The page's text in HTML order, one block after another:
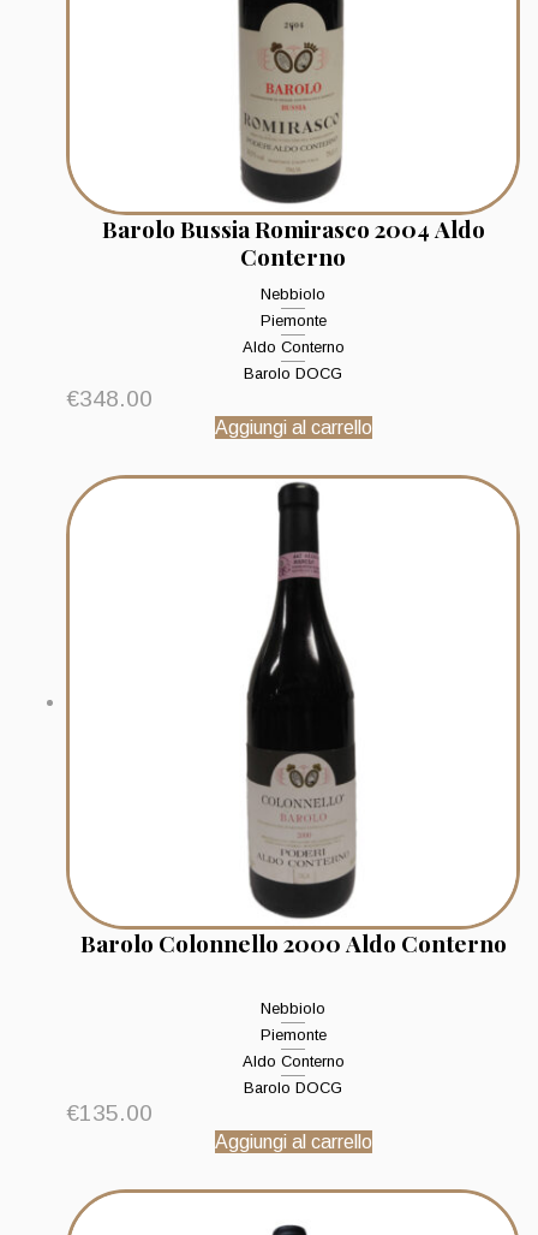
Barolo Bussia Romirasco 2004 Aldo
Conterno
Nebbiolo
Piemonte
Aldo Conterno
Barolo DOCG
€348.00
Aggiungi al carrello
Barolo Colonnello 2000 Aldo Conterno
Nebbiolo
Piemonte
Aldo Conterno
Barolo DOCG
€135.00
Aggiungi al carrello